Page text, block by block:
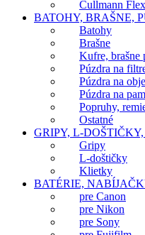
Cullmann
BATOHY, BRAŠNE,
Batohy
Brašne
Kufre, brašne
Púzdra na
Púzdra na
Púzdra na
Popruhy,
Ostatné
GRIPY, L-
Gripy
L-doštičky
Klietky
BATÉRIE,
pre Canon
pre Nikon
pre Sony